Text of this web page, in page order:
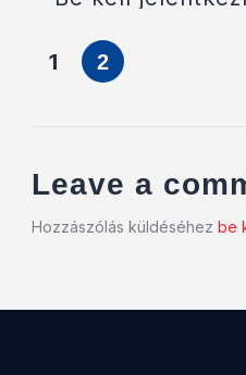
1 2
Leave a
Hozzászólás küldéséhez be